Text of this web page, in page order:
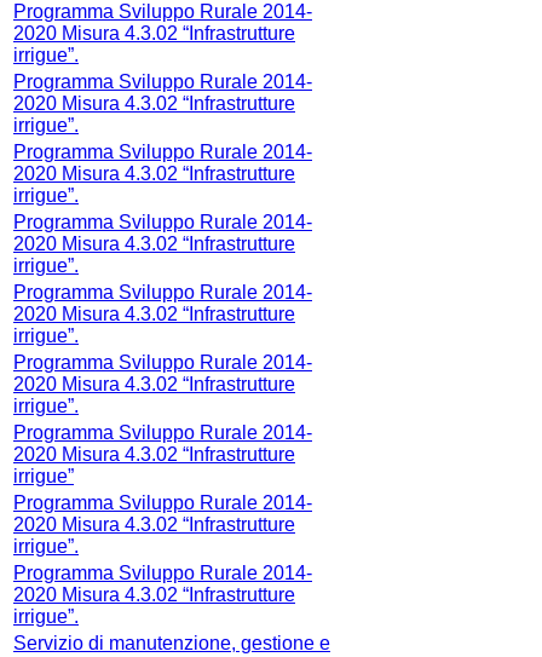
Programma Sviluppo Rurale 2014-
2020 Misura 4.3.02 “Infrastrutture
irrigue”.
Programma Sviluppo Rurale 2014-
2020 Misura 4.3.02 “Infrastrutture
irrigue”.
Programma Sviluppo Rurale 2014-
2020 Misura 4.3.02 “Infrastrutture
irrigue”.
Programma Sviluppo Rurale 2014-
2020 Misura 4.3.02 “Infrastrutture
irrigue”.
Programma Sviluppo Rurale 2014-
2020 Misura 4.3.02 “Infrastrutture
irrigue”.
Programma Sviluppo Rurale 2014-
2020 Misura 4.3.02 “Infrastrutture
irrigue”.
Programma Sviluppo Rurale 2014-
2020 Misura 4.3.02 “Infrastrutture
irrigue”
Programma Sviluppo Rurale 2014-
2020 Misura 4.3.02 “Infrastrutture
irrigue”.
Programma Sviluppo Rurale 2014-
2020 Misura 4.3.02 “Infrastrutture
irrigue”.
Servizio di manutenzione, gestione e